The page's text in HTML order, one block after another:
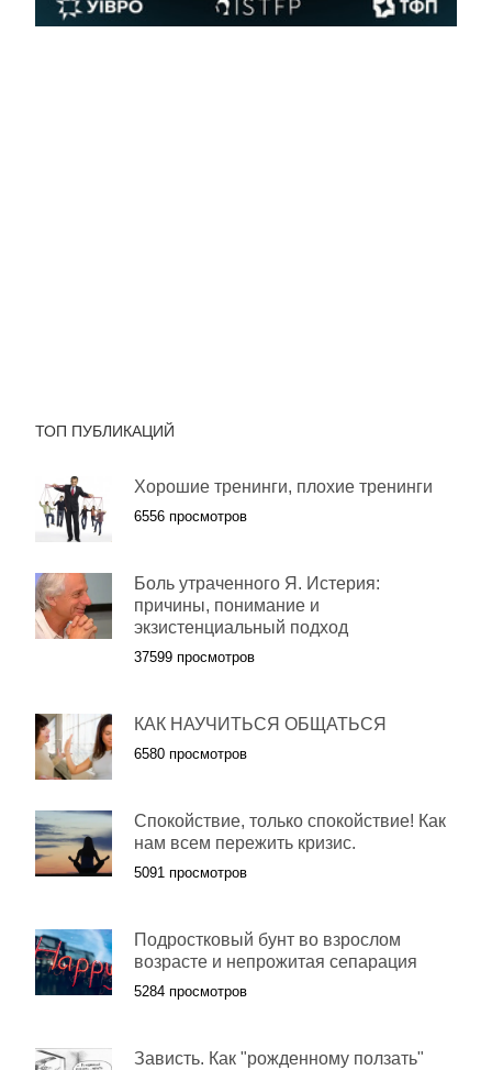
ТОП ПУБЛИКАЦИЙ
Хорошие тренинги, плохие тренинги
6556 просмотров
Боль утраченного Я. Истерия:
причины, понимание и
экзистенциальный подход
37599 просмотров
КАК НАУЧИТЬСЯ ОБЩАТЬСЯ
6580 просмотров
Спокойствие, только спокойствие! Как
нам всем пережить кризис.
5091 просмотров
Подростковый бунт во взрослом
возрасте и непрожитая сепарация
5284 просмотров
Зависть. Как "рожденному ползать"